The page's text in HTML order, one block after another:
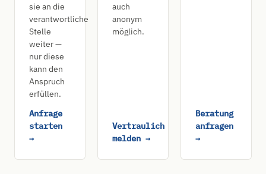
sie an die
verantwortliche
Stelle
weiter —
nur diese
kann den
Anspruch
erfüllen.
Anfrage
starten
→
auch
anonym
möglich.
Vertraulich
melden →
Beratung
anfragen
→